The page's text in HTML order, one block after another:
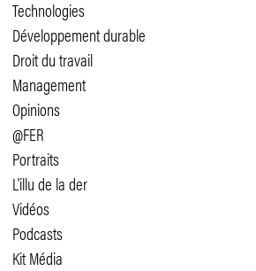
Technologies
Développement durable
Droit du travail
Management
Opinions
@FER
Portraits
L'illu de la der
Vidéos
Podcasts
Kit Média